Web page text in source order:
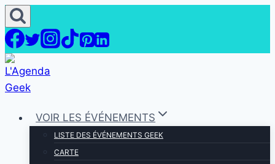
Aller
au
contenu
VOIR LES ÉVÉNEMENTS
LISTE DES ÉVÉNEMENTS GEEK
CARTE